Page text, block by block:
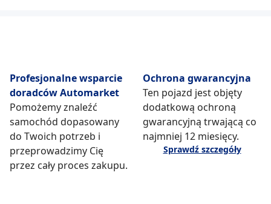
Profesjonalne wsparcie
doradców Automarket
Pomożemy znaleźć
samochód dopasowany
do Twoich potrzeb i
przeprowadzimy Cię
przez cały proces zakupu.
Ochrona gwarancyjna
Ten pojazd jest objęty
dodatkową ochroną
gwarancyjną trwającą co
najmniej 12 miesięcy.
Sprawdź szczegóły